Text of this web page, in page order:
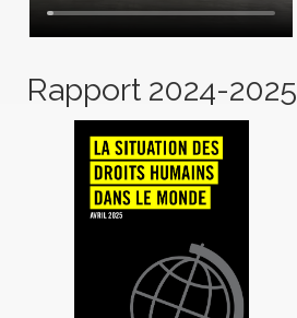
Rapport 2024-2025